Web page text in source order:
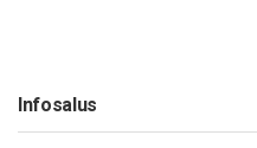
Infosalus